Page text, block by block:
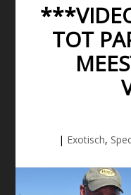
TOT
| Exotisch,